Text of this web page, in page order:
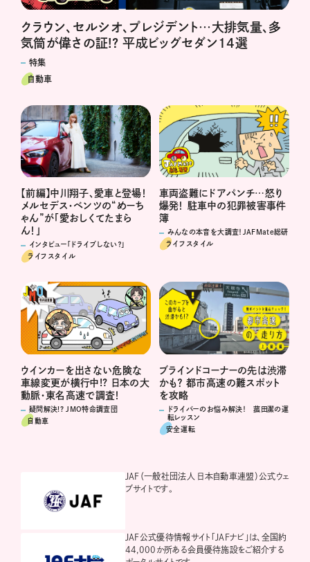
クラウン、セルシオ、プレジデント…大排気量、多
気筒が偉さの証!? 平成ビッグセダン14選
特集
自動車
【前編】中川翔子、愛車と登場！
メルセデス・ベンツの“めーち
ゃん”が「愛おしくてたまら
ん！」
インタビュー「ドライブしない？」
ライフスタイル
車両盗難にドアパンチ…怒り
爆発！ 駐車中の犯罪被害事件
簿
みんなの本音を大調査！JAFMate総研
ライフスタイル
ウインカーを出さない危険な
車線変更が横行中!? 日本の大
動脈・東名高速で調査！
疑問解決!? JMO特命調査団
自動車
ブラインドコーナーの先は渋滞
かも？ 都市高速の難スポット
を攻略
ドライバーのお悩み解決！ 菰田潔の運
転レッスン
安全運転
JAF（一般社団法人 日本自動車連盟）公式ウェ
ブサイトです。
JAF公式優待情報サイト「JAFナビ」は、全国約
44,000か所ある会員優待施設をご紹介する